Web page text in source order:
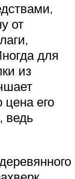
от
для
из
его
ведь